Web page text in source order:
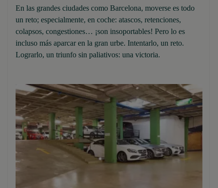
En las grandes ciudades como Barcelona, moverse es todo
un reto; especialmente, en coche: atascos, retenciones,
colapsos, congestiones… ¡son insoportables! Pero lo es
incluso más aparcar en la gran urbe. Intentarlo, un reto.
Lograrlo, un triunfo sin paliativos: una victoria.